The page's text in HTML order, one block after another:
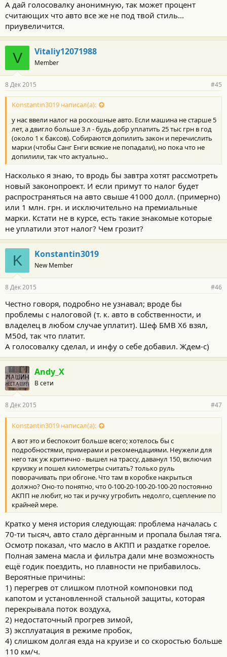
А дай голосовалку анонимную, так может процент
считающих что авто все же не под твой стиль...
приувеличится.
V Vitaliy12071988
Member
8 Дек 2015 #45
Konstantin3019 написал(а):
у нас ввели налог на роскошные авто. Если машина не старше 5
лет, а двигло больше 3 л - будь добр уплатить 25 тыс грн в год
(около 1 к баксов). Собираются допилить закон и перечислить
марки (чтобы Санг Енги всякие не попадали), но пока что не
допилили, так что актуально..
Насколько я знаю, то вродь бы завтра хотят рассмотреть
новый законопроект. И если примут то налог будет
распространяться на авто свыше 41000 долл. (примерно)
или 1 млн. грн. и исключительно на премиальные
марки. Кстати не в курсе, есть такие знакомые которые
не уплатили этот налог? Чем грозит?
K Konstantin3019
New Member
8 Дек 2015 #46
Честно говоря, подробно не узнавал; вроде бы
проблемы с налоговой (т. к. авто в собственности, и
владелец в любом случае уплатит). Шеф БМВ Х6 взял,
М50d, так что платит.
А голосовалку сделал, и инфу о себе добавил. Ждем-с)
Andy_X
В сети
8 Дек 2015 #47
Konstantin3019 написал(а):
А вот это и беспокоит больше всего; хотелось бы с
подробностями, примерами и рекомендациями. Неужели для
него так уж критично - вышел на трассу, даванул 150, включил
круизку и пошел километры считать? только руль
поворачивать при обгоне. Что там в коробке накрыться
должно? Оно-то понятно, что 0-100-20-100-20-100-20 постоянно
АКПП не любит, но так и ручку угробить недолго, сцепление по
крайней мере.
Кратко у меня история следующая: проблема началась с
70-ти тысяч, авто стало дёрганным и пропала былая тяга.
Осмотр показал, что масло в АКПП и раздатке горелое.
Полная замена масла и фильтра дали мне возможность
ещё годик поездить, но плавности не прибавилось.
Вероятные причины:
1) перегрев от слишком плотной компоновки под
капотом и установленной стальной защиты, которая
перекрывала поток воздуха,
2) недостаточный прогрев зимой,
3) эксплуатация в режиме пробок,
4) слишком долгая езда на круизе и со скоростью больше
110 км/ч.